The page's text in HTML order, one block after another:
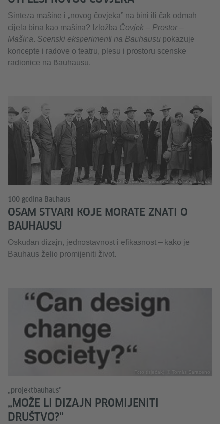
Sinteza mašine i „novog čovjeka” na bini ili čak odmah
cijela bina kao mašina? Izložba Čovjek – Prostor –
Mašina. Scenski eksperimenti na Bauhausu pokazuje
koncepte i radove o teatru, plesu i prostoru scenske
radionice na Bauhausu.
Foto (isječak): © picture alliance akg images
100 godina Bauhaus
OSAM STVARI KOJE MORATE ZNATI O
BAUHAUSU
Oskudan dizajn, jednostavnost i efikasnost – kako je
Bauhaus želio promijeniti život.
Foto (isječak): © Tomás Saraceno
„projektbauhaus”
„MOŽE LI DIZAJN PROMIJENITI
DRUŠTVO?”